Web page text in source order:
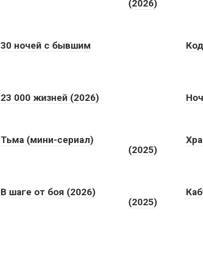
(2026)
30 ночей с бывшим
23 000 жизней (2026)
Тьма (мини-сериал)
(2025)
В шаге от боя (2026)
(2025)